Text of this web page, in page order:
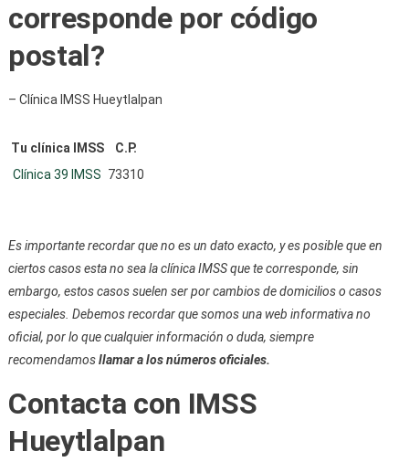
corresponde por código
postal?
– Clínica IMSS Hueytlalpan
Tu clínica IMSS
C.P.
Clínica 39 IMSS 73310
Es importante recordar que no es un dato exacto, y es posible que en
ciertos casos esta no sea la clínica IMSS que te corresponde, sin
embargo, estos casos suelen ser por cambios de domicilios o casos
especiales. Debemos recordar que somos una web informativa no
oficial, por lo que cualquier información o duda, siempre
recomendamosllamar a los números oficiales.
Contacta con IMSS
Hueytlalpan